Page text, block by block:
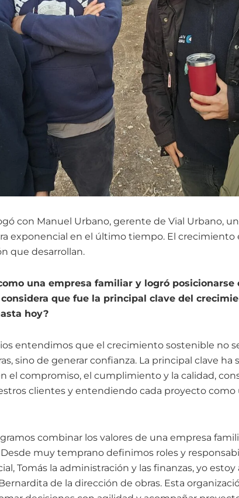
con Manuel Urbano, gerente de Vial Urbano,
exponencial en el último tiempo. El crecimiento
que desarrollan.
una empresa familiar y logró
que fue la principal clave del
hoy?
entendimos que el crecimiento sostenible no
sino de generar confianza. La principal clave
el compromiso, el cumplimiento y la calidad,
clientes y entendiendo cada proyecto como
combinar los valores de una empresa
muy temprano definimos roles y
Tomás la administración y las finanzas, yo
de la dirección de obras. Esta